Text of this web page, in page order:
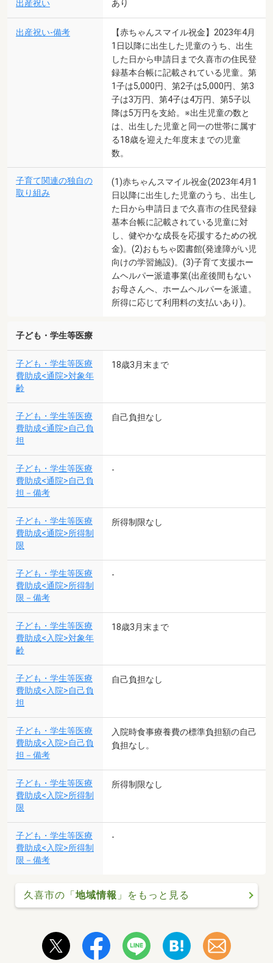
出産祝い あり
出産祝い-備考
【赤ちゃんスマイル祝金】2023年4月
1日以降に出生した児童のうち、出生
した日から申請日まで久喜市の住民登
録基本台帳に記載されている児童。第
1子は5,000円、第2子は5,000円、第3
子は3万円、第4子は4万円、第5子以
降は5万円を支給。※出生児童の数と
は、出生した児童と同一の世帯に属す
る18歳を迎えた年度末までの児童
数。
子育て関連の独自の
取り組み
(1)赤ちゃんスマイル祝金(2023年4月1
日以降に出生した児童のうち、出生し
た日から申請日まで久喜市の住民登録
基本台帳に記載されている児童に対
し、健やかな成長を応援するための祝
金)。(2)おもちゃ図書館(発達障がい児
向けの学習施設)。(3)子育て支援ホー
ムヘルパー派遣事業(出産後間もない
お母さんへ、ホームヘルパーを派遣。
所得に応じて利用料の支払いあり)。
子ども・学生等医療
子ども・学生等医療
費助成<通院>対象年
齢
18歳3月末まで
子ども・学生等医療
費助成<通院>自己負
担
自己負担なし
子ども・学生等医療
費助成<通院>自己負
担－備考
-
子ども・学生等医療
費助成<通院>所得制
限
所得制限なし
子ども・学生等医療
費助成<通院>所得制
限－備考
-
子ども・学生等医療
費助成<入院>対象年
齢
18歳3月末まで
子ども・学生等医療
費助成<入院>自己負
担
自己負担なし
子ども・学生等医療
費助成<入院>自己負
担－備考
入院時食事療養費の標準負担額の自己
負担なし。
子ども・学生等医療
費助成<入院>所得制
限
所得制限なし
子ども・学生等医療
費助成<入院>所得制
限－備考
-
久喜市の「地域情報 」をもっと見る